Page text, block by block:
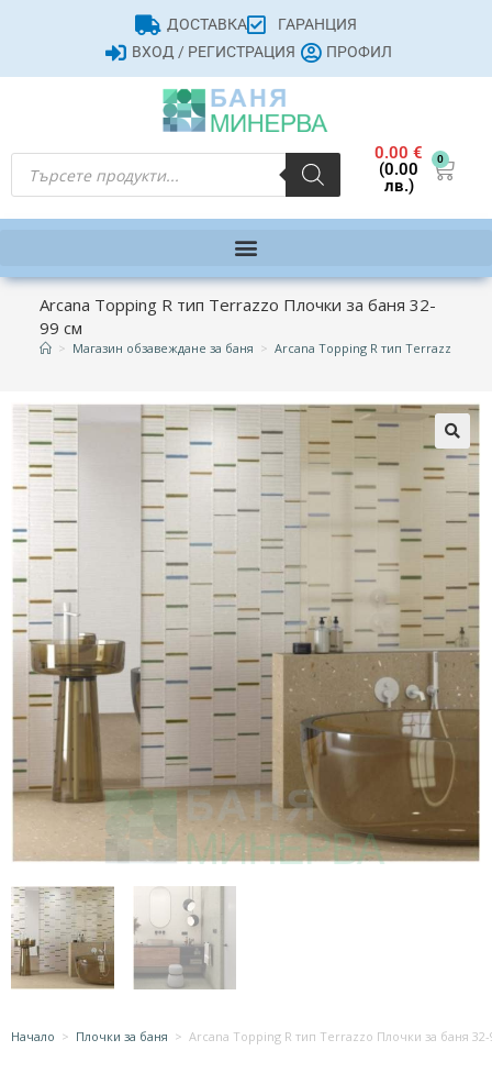
ДОСТАВКА
ГАРАНЦИЯ
ВХОД / РЕГИСТРАЦИЯ
ПРОФИЛ
0.00€
(0.00
лв.)
0
Arcana Topping R тип Terrazzo Плочки за баня 32-
99 см
> Магазин обзавеждане за баня > Arcana Topping R тип Terrazzo
Начало > Плочки за баня > Arcana Topping R тип Terrazzo Плочки за баня